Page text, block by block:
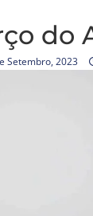
do
Setembro, 2023